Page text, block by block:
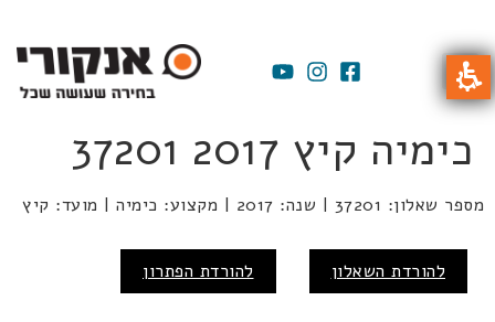
כימיה קיץ 2017 37201
מספר שאלון: 37201 | שנה: 2017 | מקצוע: כימיה | מועד: קיץ
להורדת השאלון להורדת הפתרון